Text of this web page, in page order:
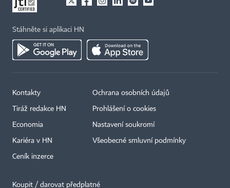
Stáhněte si aplikaci HN
Kontakty
Tiráž redakce HN
Economia
Kariéra v HN
Ceník inzerce
Ochrana osobních údajů
Prohlášení o cookies
Nastavení soukromí
Všeobecné smluvní podmínky
Koupit / darovat předplatné